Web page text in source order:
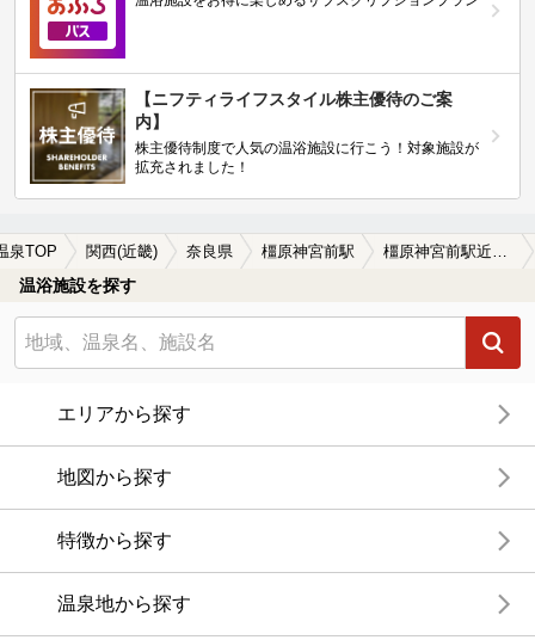
【ニフティライフスタイル株主優待のご案
内】
株主優待制度で人気の温浴施設に行こう！対象施設が
拡充されました！
泉TOP 関西(近畿) 奈良県 橿原神宮前駅
温浴施設を探す
エリアから探す
地図から探す
特徴から探す
温泉地から探す